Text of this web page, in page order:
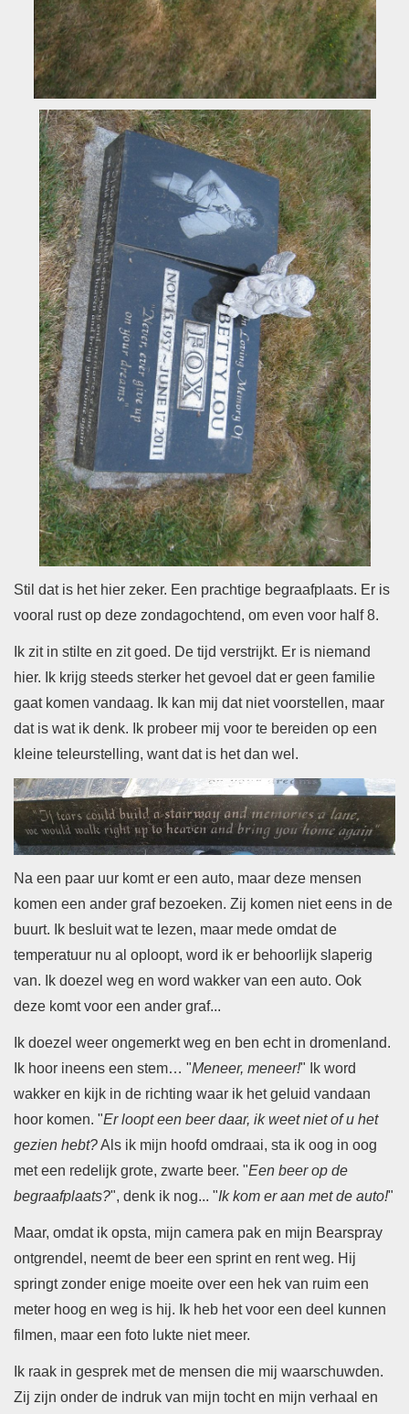
Stil dat is het hier zeker. Een prachtige begraafplaats. Er is
vooral rust op deze zondagochtend, om even voor half 8.
Ik zit in stilte en zit goed. De tijd verstrijkt. Er is niemand
hier. Ik krijg steeds sterker het gevoel dat er geen familie
gaat komen vandaag. Ik kan mij dat niet voorstellen, maar
dat is wat ik denk. Ik probeer mij voor te bereiden op een
kleine teleurstelling, want dat is het dan wel.
Na een paar uur komt er een auto, maar deze mensen
komen een ander graf bezoeken. Zij komen niet eens in de
buurt.
Ik besluit wat te lezen, maar mede omdat de
temperatuur nu al oploopt, word ik er behoorlijk slaperig
van. Ik doezel weg en word wakker van een auto. Ook
deze komt voor een ander graf...
Ik doezel weer ongemerkt weg en ben echt in dromenland.
Ik hoor ineens een stem… "Meneer, meneer!" Ik word
wakker en kijk in de richting waar ik het geluid vandaan
hoor komen. "Er loopt een beer daar, ik weet niet of u het
gezien hebt?Als ik mijn hoofd omdraai, sta ik oog in oog
met een redelijk grote, zwarte beer. "Een beer op de
begraafplaats?", denk ik nog... "Ik kom er aan met de auto!"
Maar, omdat ik opsta, mijn camera pak en mijn Bearspray
ontgrendel, neemt de beer een sprint en rent weg. Hij
springt zonder enige moeite over een hek van ruim een
meter hoog en weg is hij. Ik heb het voor een deel kunnen
filmen, maar een foto lukte niet meer.
Ik raak in gesprek met de mensen die mij waarschuwden.
Zij zijn onder de indruk van mijn tocht en mijn verhaal en